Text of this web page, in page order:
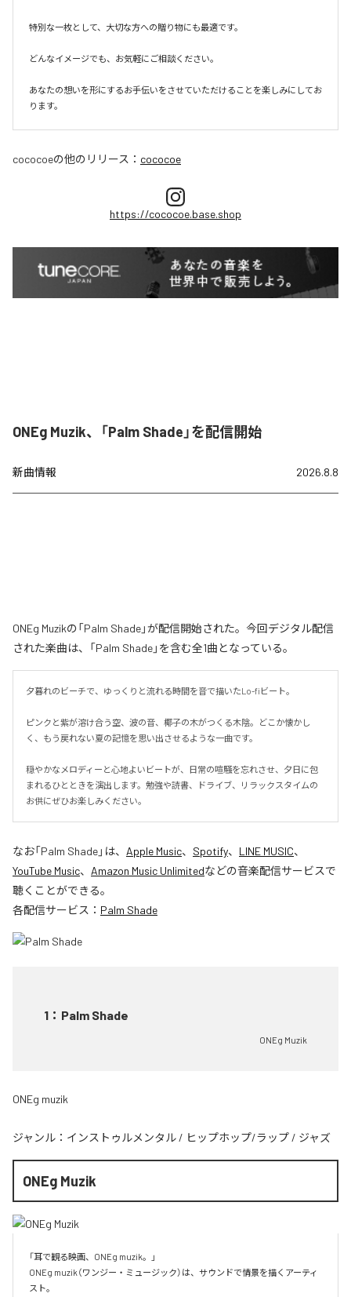
特別な一枚として、大切な方への贈り物にも最適です。
どんなイメージでも、お気軽にご相談ください。
あなたの想いを形にするお手伝いをさせていただけることを楽しみにしてお
ります。
cococoeの他のリリース： cococoe
https://cococoe.base.shop
ONEg Muzik、「Palm Shade」を配信開始
新曲情報 2026.8.8
ONEg Muzikの「Palm Shade」が配信開始された。今回デジタル配信
された楽曲は、「Palm Shade」を含む全1曲となっている。
夕暮れのビーチで、ゆっくりと流れる時間を音で描いたLo-fiビート。
ピンクと紫が溶け合う空、波の音、椰子の木がつくる木陰。どこか懐かし
く、もう戻れない夏の記憶を思い出させるような一曲です。
穏やかなメロディーと心地よいビートが、日常の喧騒を忘れさせ、夕日に包
まれるひとときを演出します。勉強や読書、ドライブ、リラックスタイムの
お供にぜひお楽しみください。
なお「Palm Shade」は、 Apple Music、 Spotify、 LINE MUSIC、
YouTube Music、 Amazon Music Unlimitedなどの音楽配信サービスで
聴くことができる。
各配信サービス： Palm Shade
1 ： Palm Shade
ONEg Muzik
ONEg muzik
ジャンル： インストゥルメンタル / ヒップホップ/ラップ / ジャズ
ONEg Muzik
「耳で観る映画、ONEg muzik。」
ONEg muzik（ワンジー・ミュージック）は、サウンドで情景を描くアーティ
スト。